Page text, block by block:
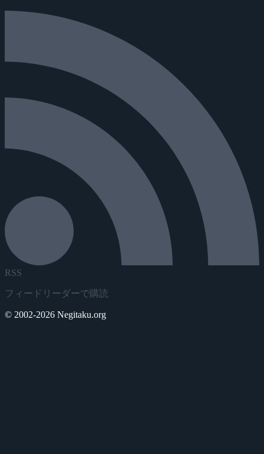
RSS
フィードリーダーで購読
© 2002-2026 Negitaku.org